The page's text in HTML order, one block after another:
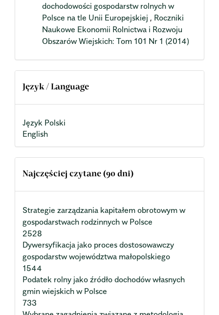
dochodowości gospodarstw rolnych w
Polsce na tle Unii Europejskiej , Roczniki
Naukowe Ekonomii Rolnictwa i Rozwoju
Obszarów Wiejskich: Tom 101 Nr 1 (2014)
Język / Language
Język Polski
English
Najczęściej czytane (90 dni)
Strategie zarządzania kapitałem obrotowym w
gospodarstwach rodzinnych w Polsce
2528
Dywersyfikacja jako proces dostosowawczy
gospodarstw województwa małopolskiego
1544
Podatek rolny jako źródło dochodów własnych
gmin wiejskich w Polsce
733